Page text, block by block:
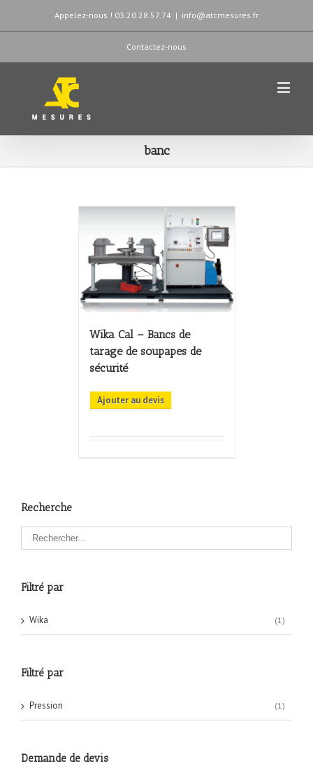
Appelez-nous ! 03.20.28.57.74 | info@atcmesures.fr
Contactez-nous
banc
Wika Cal – Bancs de
tarage de soupapes de
sécurité
Ajouter au devis
Recherche
Filtré par
Wika (1)
Filtré par
Pression (1)
Demande de devis